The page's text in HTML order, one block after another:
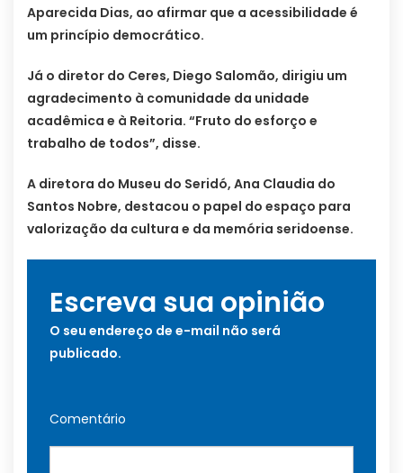
Aparecida Dias, ao afirmar que a acessibilidade é
um princípio democrático.
Já o diretor do Ceres, Diego Salomão, dirigiu um
agradecimento à comunidade da unidade
acadêmica e à Reitoria. “Fruto do esforço e
trabalho de todos”, disse.
A diretora do Museu do Seridó, Ana Claudia do
Santos Nobre, destacou o papel do espaço para
valorização da cultura e da memória seridoense.
Escreva sua opinião
O seu endereço de e-mail não será
publicado.
Comentário